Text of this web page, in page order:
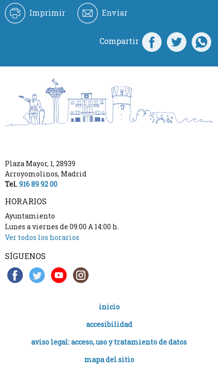
Imprimir Enviar
Compartir
Plaza Mayor, 1, 28939
Arroyomolinos, Madrid
Tel.916 89 92 00
HORARIOS
Ayuntamiento
Lunes a viernes de 09:00 A 14:00 h.
Ver todos los horarios
SÍGUENOS
inicio
accesibilidad
aviso legal: acceso, uso y tratamiento de datos
mapa del sitio